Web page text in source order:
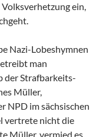
ein,
Nazi-Lobeshymnen
man
der Strafbarkeits-
Müller,
NPD im sächsischen
vertrete nicht die
Müller, vermied es